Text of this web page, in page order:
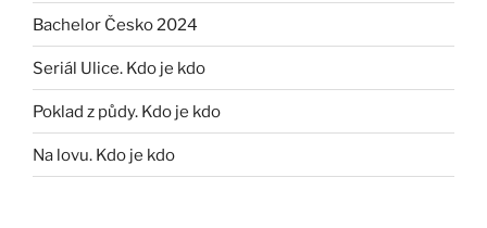
Bachelor Česko 2024
Seriál Ulice. Kdo je kdo
Poklad z půdy. Kdo je kdo
Na lovu. Kdo je kdo